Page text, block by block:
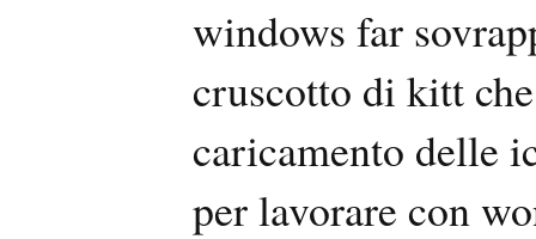
windows far
cruscotto di kitt
caricamento delle
per lavorare con